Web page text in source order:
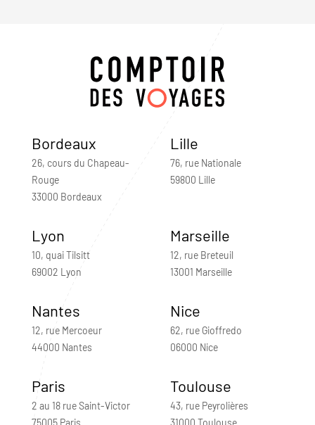
Bordeaux
26, cours du Chapeau-
Rouge
33000 Bordeaux
Lille
76, rue Nationale
59800 Lille
Lyon
10, quai Tilsitt
69002 Lyon
Marseille
12, rue Breteuil
13001 Marseille
Nantes
12, rue Mercoeur
44000 Nantes
Nice
62, rue Gioffredo
06000 Nice
Paris
2 au 18 rue Saint-Victor
75005 Paris
Toulouse
43, rue Peyrolières
31000 Toulouse